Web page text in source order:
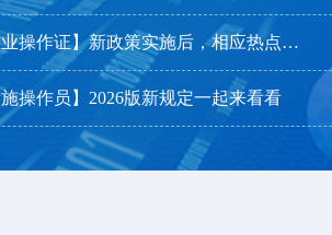
员】2026版新规定一起来
【特种作业操作证】新政策实施后，相应热点问题为您解...
施操作员】2026版新规定一起来看看